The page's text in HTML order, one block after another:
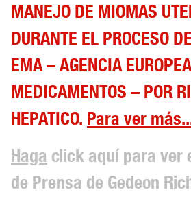
MANEJO DE MIOMAS
DURANTE EL PROCESO
EMA – AGENCIA
MEDICAMENTOS – POR
HEPATICO. Para ver
Haga click aquí para ver
de Prensa de Gedeon